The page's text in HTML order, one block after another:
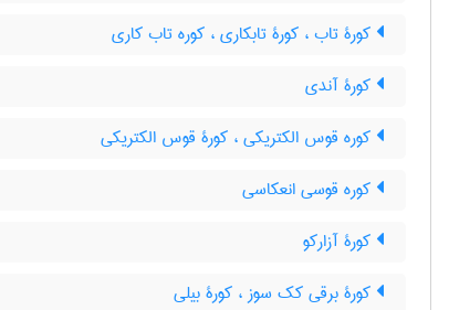
کورۀ تاب ، کورۀ تابکاری ، کوره تاب کاری
کورۀ آندی
کوره قوس الکتریکی ، کورۀ قوس الکتریکی
کوره قوسی انعکاسی
کورۀ آزارکو
کورۀ برقی کک سوز ، کورۀ بیلی